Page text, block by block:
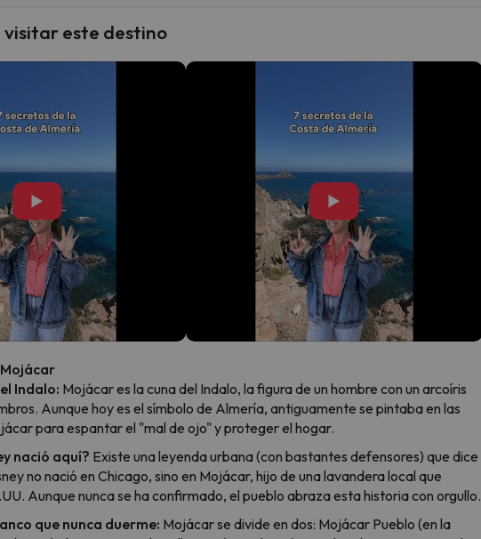
visitar este destino
▶ ▶
Indalo: Mojácar es la cuna del Indalo, la figura de un hombre con un arcoíris
Aunque hoy es el símbolo de Almería, antiguamente se pintaba en las
para espantar el "mal de ojo" y proteger el hogar.
nació aquí? Existe una leyenda urbana (con bastantes defensores) que dice
no nació en Chicago, sino en Mojácar, hijo de una lavandera local que
Aunque nunca se ha confirmado, el pueblo abraza esta historia con orgullo.
que nunca duerme: Mojácar se divide en dos: Mojácar Pueblo (en la